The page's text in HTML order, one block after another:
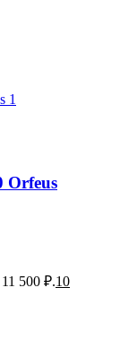
Orfeus
500 ₽.10